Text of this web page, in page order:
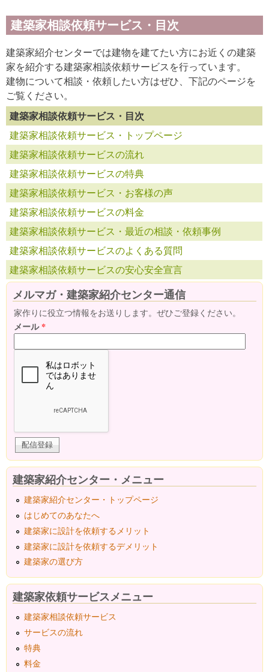
建築家相談依頼サービス・目次
建築家紹介センターでは建物を建てたい方にお近くの建築
家を紹介する建築家相談依頼サービスを行っています。
建物について相談・依頼したい方はぜひ、下記のページを
ご覧ください。
建築家相談依頼サービス・目次
建築家相談依頼サービス・トップページ
建築家相談依頼サービスの流れ
建築家相談依頼サービスの特典
建築家相談依頼サービス・お客様の声
建築家相談依頼サービスの料金
建築家相談依頼サービス・最近の相談・依頼事例
建築家相談依頼サービスのよくある質問
建築家相談依頼サービスの安心安全宣言
メルマガ・建築家紹介センター通信
家作りに役立つ情報をお送りします。ぜひご登録ください。
メール*
建築家紹介センター・メニュー
建築家紹介センター・トップページ
はじめてのあなたへ
建築家に設計を依頼するメリット
建築家に設計を依頼するデメリット
建築家の選び方
建築家依頼サービスメニュー
建築家相談依頼サービス
サービスの流れ
特典
料金